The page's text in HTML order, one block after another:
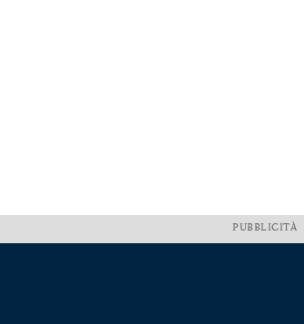
PUBBLICITÀ